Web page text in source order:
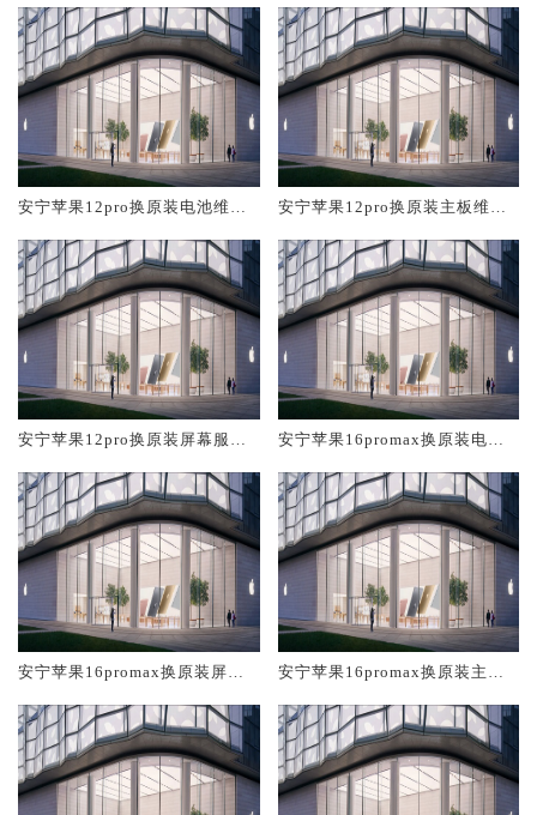
安宁苹果12pro换原装电池维修
安宁苹果12pro换原装主板维修
安宁苹果12pro换原装屏幕服务
安宁苹果16promax换原装电池
安宁苹果16promax换原装屏幕
安宁苹果16promax换原装主板